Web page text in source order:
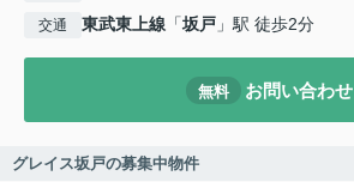
交通 東武東上線 「坂戸 」駅 徒歩2分
無料 お問い合わせ
グレイス坂戸の募集中物件